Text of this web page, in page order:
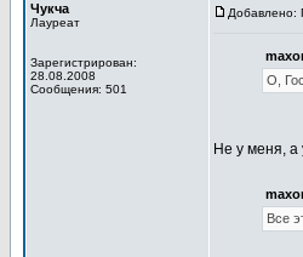
Чукча
Лауреат
Зарегистрирован:
28.08.2008
Сообщения: 501
Добавлено:
О,
Не у меня, а
Все